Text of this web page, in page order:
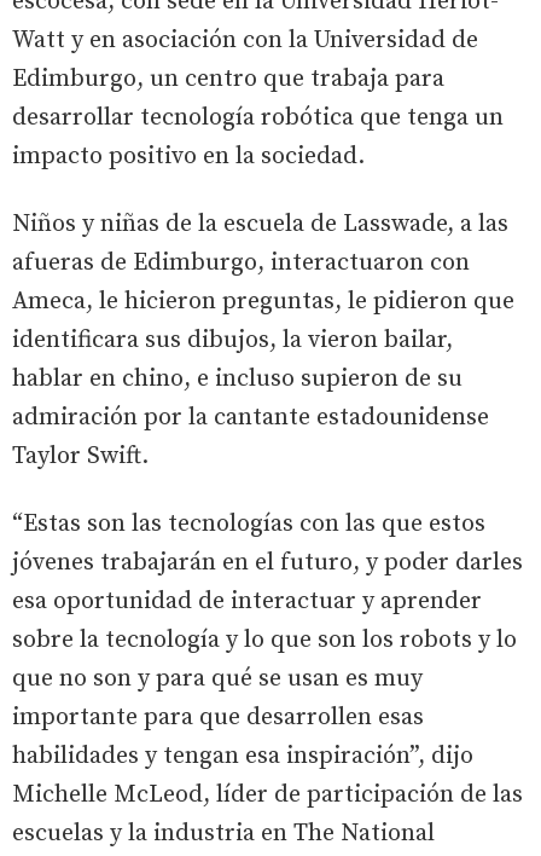
Watt y en asociación con la Universidad de
Edimburgo, un centro que trabaja para
desarrollar tecnología robótica que tenga un
impacto positivo en la sociedad.
Niños y niñas de la escuela de Lasswade, a las
afueras de Edimburgo, interactuaron con
Ameca, le hicieron preguntas, le pidieron que
identificara sus dibujos, la vieron bailar,
hablar en chino, e incluso supieron de su
admiración por la cantante estadounidense
Taylor Swift.
“Estas son las tecnologías con las que estos
jóvenes trabajarán en el futuro, y poder darles
esa oportunidad de interactuar y aprender
sobre la tecnología y lo que son los robots y lo
que no son y para qué se usan es muy
importante para que desarrollen esas
habilidades y tengan esa inspiración”, dijo
Michelle McLeod, líder de participación de las
escuelas y la industria en The National